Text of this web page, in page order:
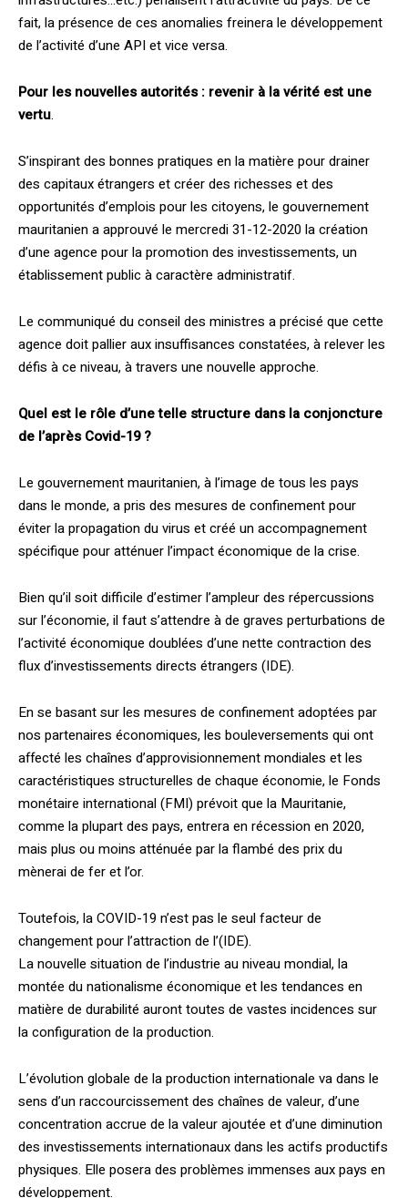
fait, la présence de ces anomalies freinera le développement
de l’activité d’une API et vice versa.
Pour les nouvelles autorités : revenir à la vérité est une
vertu.
S’inspirant des bonnes pratiques en la matière pour drainer
des capitaux étrangers et créer des richesses et des
opportunités d’emplois pour les citoyens, le gouvernement
mauritanien a approuvé le mercredi 31-12-2020 la création
d’une agence pour la promotion des investissements, un
établissement public à caractère administratif.
Le communiqué du conseil des ministres a précisé que cette
agence doit pallier aux insuffisances constatées, à relever les
défis à ce niveau, à travers une nouvelle approche.
Quel est le rôle d’une telle structure dans la conjoncture
de l’après Covid-19 ?
Le gouvernement mauritanien, à l’image de tous les pays
dans le monde, a pris des mesures de confinement pour
éviter la propagation du virus et créé un accompagnement
spécifique pour atténuer l’impact économique de la crise.
Bien qu’il soit difficile d’estimer l’ampleur des répercussions
sur l’économie, il faut s’attendre à de graves perturbations de
l’activité économique doublées d’une nette contraction des
flux d’investissements directs étrangers (IDE).
En se basant sur les mesures de confinement adoptées par
nos partenaires économiques, les bouleversements qui ont
affecté les chaînes d’approvisionnement mondiales et les
caractéristiques structurelles de chaque économie, le Fonds
monétaire international (FMI) prévoit que la Mauritanie,
comme la plupart des pays, entrera en récession en 2020,
mais plus ou moins atténuée par la flambé des prix du
mènerai de fer et l’or.
Toutefois, la COVID-19 n’est pas le seul facteur de
changement pour l’attraction de l’(IDE).
La nouvelle situation de l’industrie au niveau mondial, la
montée du nationalisme économique et les tendances en
matière de durabilité auront toutes de vastes incidences sur
la configuration de la production.
L’évolution globale de la production internationale va dans le
sens d’un raccourcissement des chaînes de valeur, d’une
concentration accrue de la valeur ajoutée et d’une diminution
des investissements internationaux dans les actifs productifs
physiques. Elle posera des problèmes immenses aux pays en
développement.